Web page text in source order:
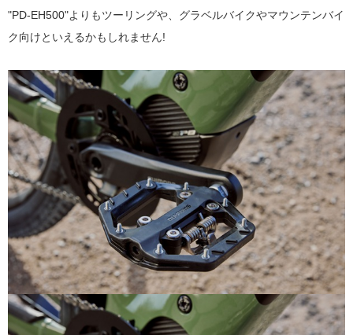
"PD-EH500"よりもツーリングや、グラベルバイクやマウンテンバイ
ク向けといえるかもしれません!